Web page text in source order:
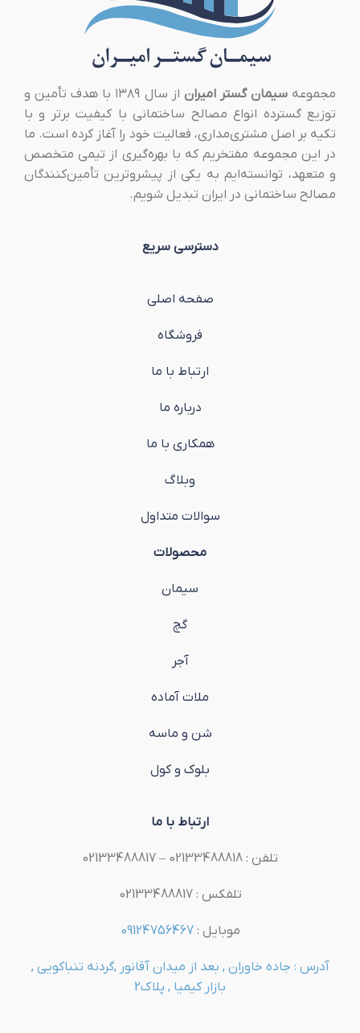
مجموعهسیمان گستر امیران
از سال ۱۳۸۹ با هدف تأمین و
توزیع گسترده انواع مصالح ساختمانی با کیفیت برتر و با
تکیه بر اصل مشتری‌مداری، فعالیت خود را آغاز کرده است. ما
در این مجموعه مفتخریم که با بهره‌گیری از تیمی متخصص
و متعهد، توانسته‌ایم به یکی از پیشروترین تأمین‌کنندگان
مصالح ساختمانی در ایران تبدیل شویم.
دسترسی سریع
صفحه اصلی
فروشگاه
ارتباط با ما
درباره ما
همکاری با ما
وبلاگ
سوالات متداول
محصولات
سیمان
گچ
آجر
ملات آماده
شن و ماسه
بلوک و کول
ارتباط با ما
تلفن : 02133488818 – 02133488817
تلفکس : 02133488817
موبایل :09124756467
آدرس : جاده خاوران , بعد از میدان آقانور ,گردنه تنباکویی ,
بازار کیمیا , پلاک2